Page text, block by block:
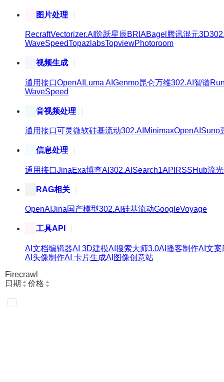
图片处理
RecraftVectorizer.AI 阶跃星辰BRIABagel 腾讯混元3D
WaveSpeedTopazlabsTopviewPhotoroom
视频生成
通用接口OpenAI Luma AI Genmo昆仑万维302.AI 智谱
WaveSpeed
音视频处理
通用接口可灵微软硅基流动302.AI MinimaxOpenAI Suno
信息处理
通用接口JinaExa博查AI 302.AI Search1API RSSHub流
RAG相关
OpenAI Jina国产模型302.AI 硅基流动GoogleVoyage
工具API
AI文档编辑器AI 3D建模AI搜索大师3.0AI播客制作AI文案
AI头像制作AI 卡片生成AI图像创意站
Firecrawl
日期
价格